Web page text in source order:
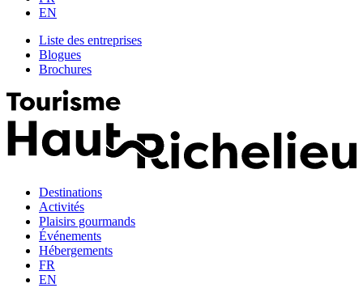
EN
Liste des entreprises
Blogues
Brochures
Destinations
Activités
Plaisirs gourmands
Événements
Hébergements
FR
EN